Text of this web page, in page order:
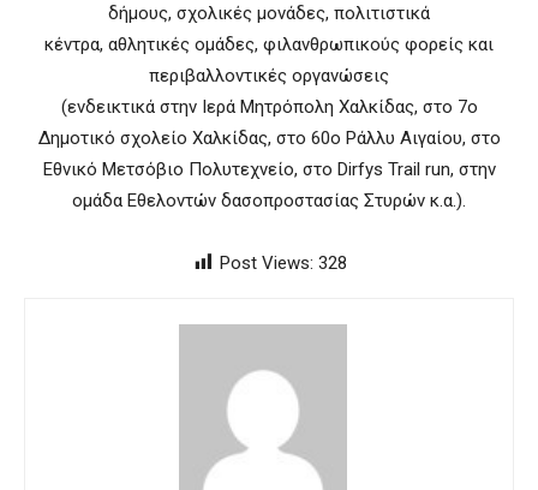
δήμους, σχολικές μονάδες, πολιτιστικά
κέντρα, αθλητικές ομάδες, φιλανθρωπικούς φορείς και
περιβαλλοντικές οργανώσεις
(ενδεικτικά στην Ιερά Μητρόπολη Χαλκίδας, στο 7ο
Δημοτικό σχολείο Χαλκίδας, στο 60ο Ράλλυ Αιγαίου, στο
Εθνικό Μετσόβιο Πολυτεχνείο, στο Dirfys Trail run, στην
ομάδα Εθελοντών δασοπροστασίας Στυρών κ.α.).
Post Views: 328